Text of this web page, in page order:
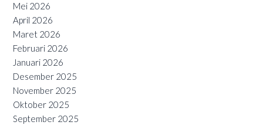
Mei 2026
April 2026
Maret 2026
Februari 2026
Januari 2026
Desember 2025
November 2025
Oktober 2025
September 2025